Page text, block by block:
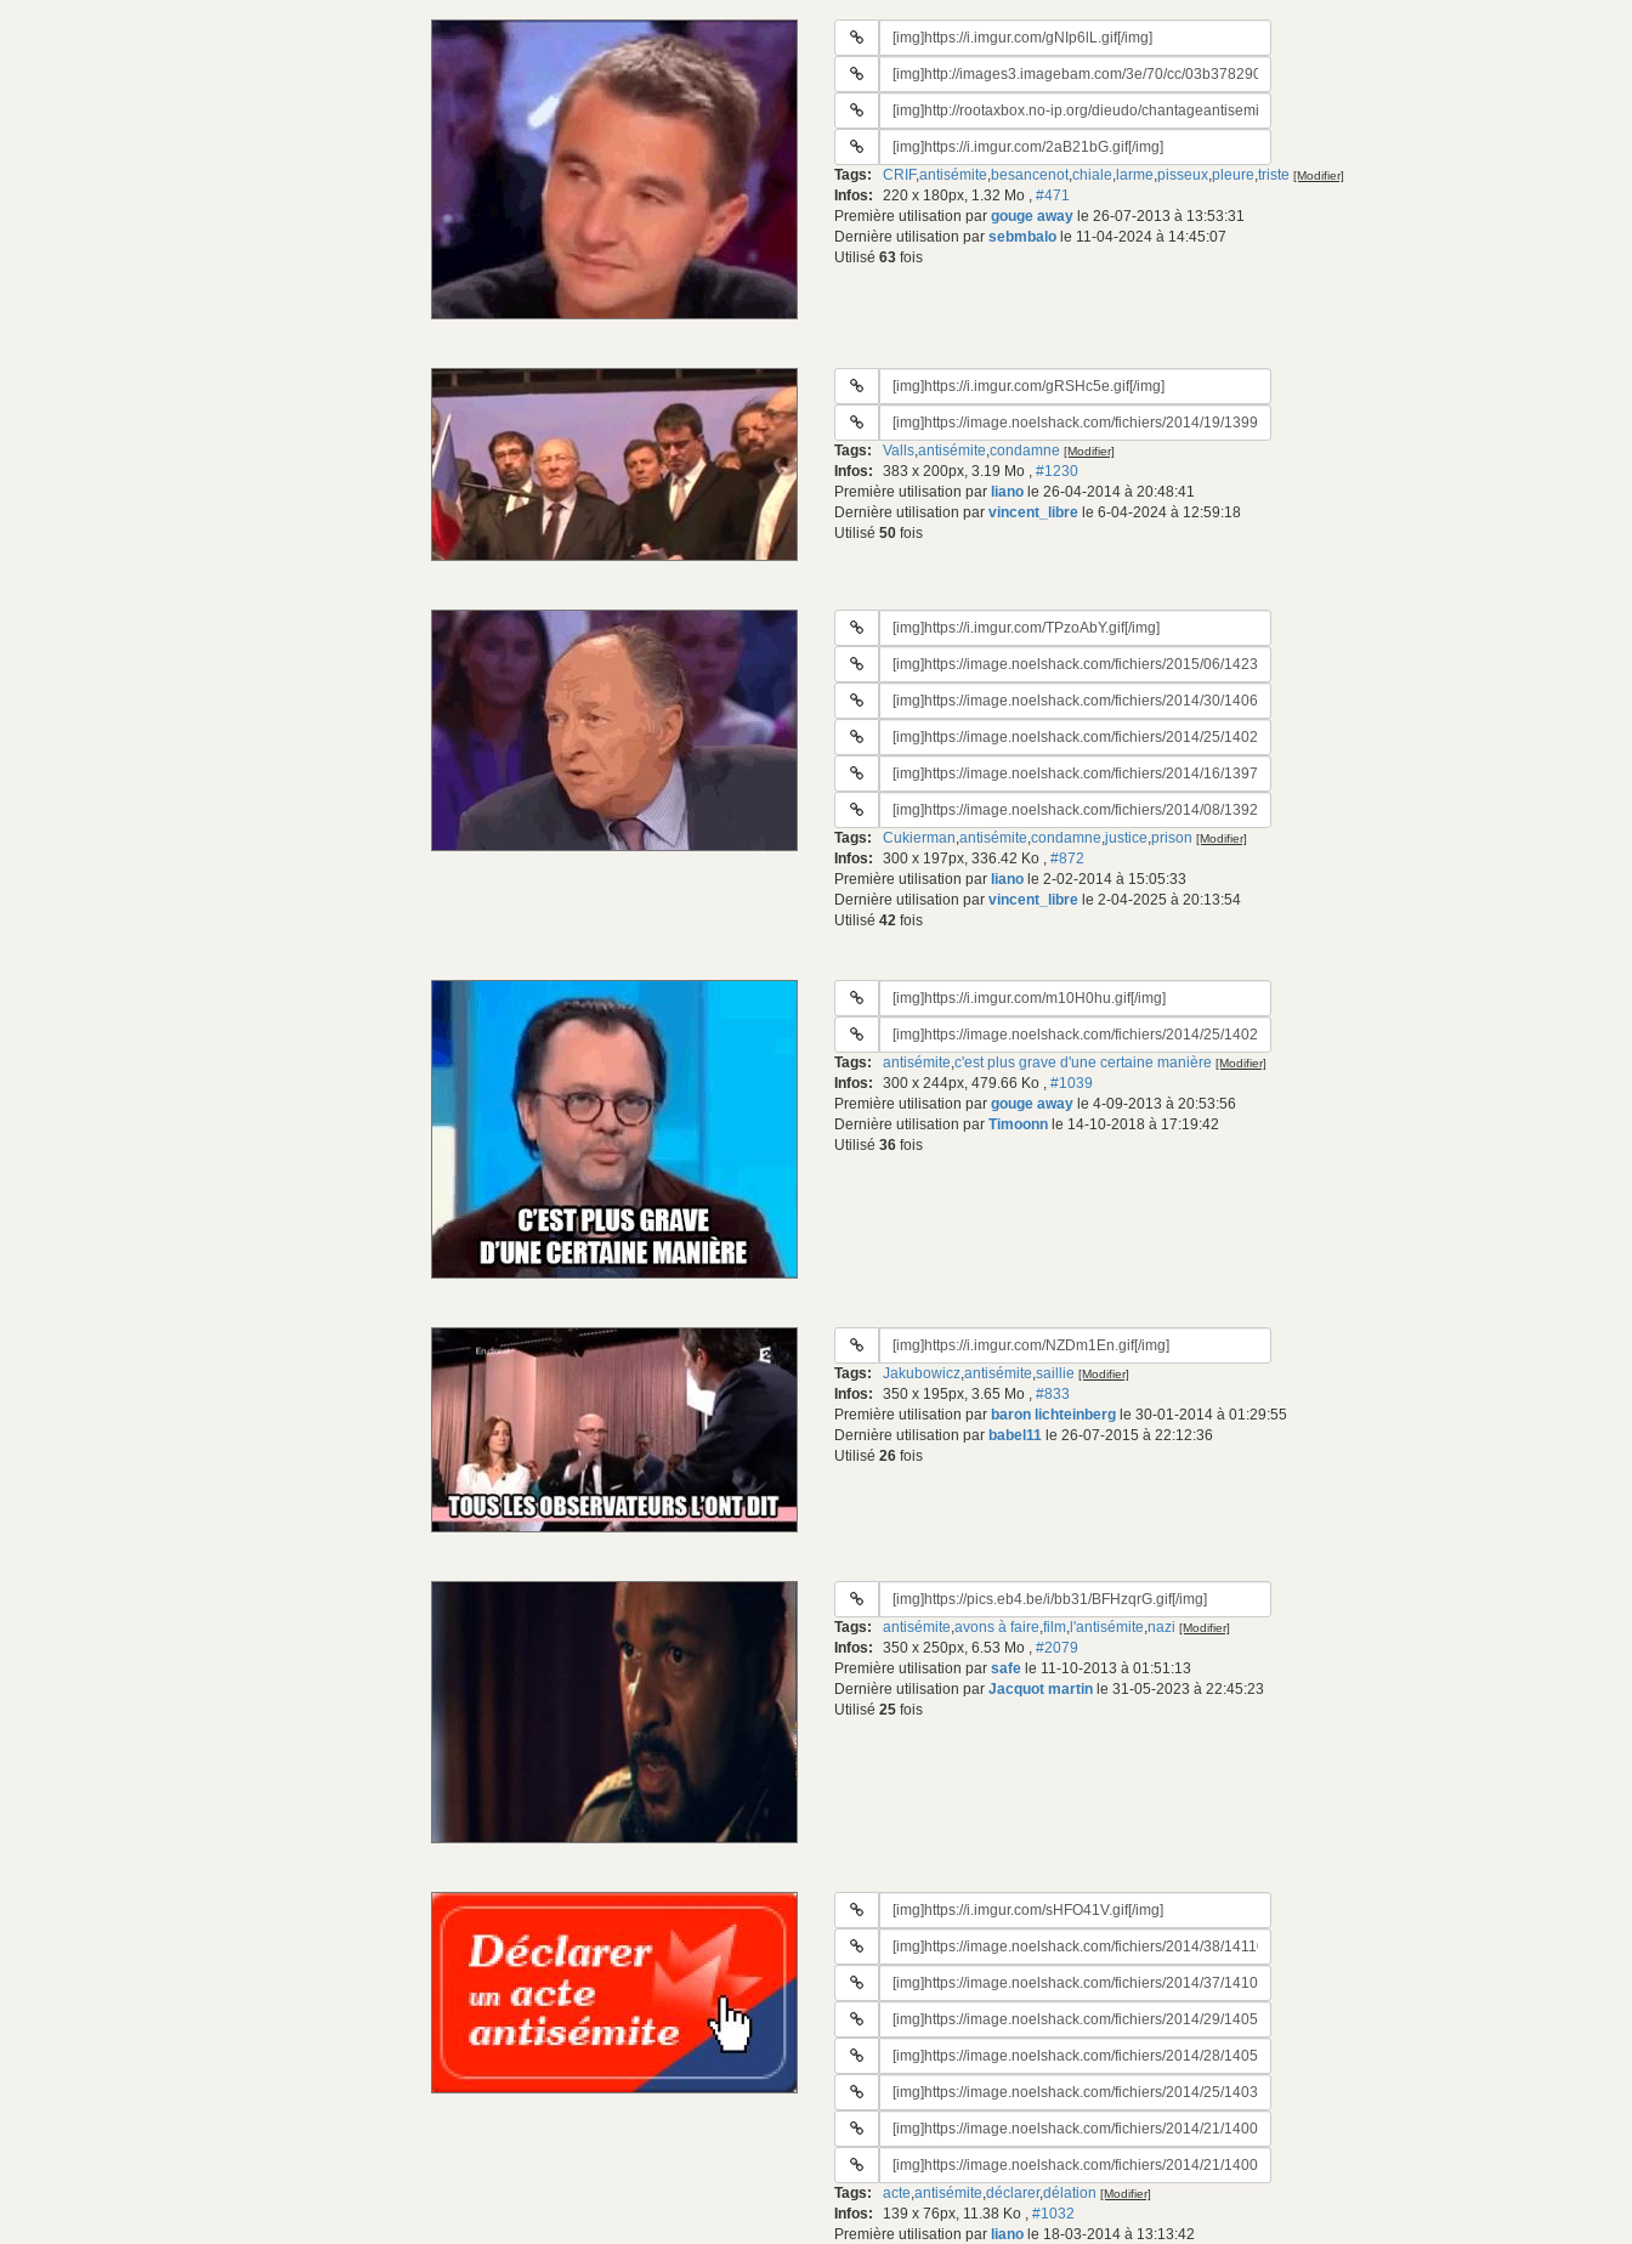
URL
gif:
URL
gif:
URL
gif:
URL
du
gif:
Tags: CRIF,antisémite,besancenot,chiale, larme,pisseux,pleure,triste [Modifier]
Infos: 220 x 180px, 1.32 Mo , #471
Première utilisation par gouge away le 26-07-2013 à 13:53:31
Dernière utilisation par sebmbalo le 11-04-2024 à 14:45:07
Utilisé 63 fois
URL
gif:
URL
du
gif:
Tags: Valls,antisémite,condamne [Modifier]
Infos: 383 x 200px, 3.19 Mo , #1230
Première utilisation par liano le 26-04-2014 à 20:48:41
Dernière utilisation par vincent_libre le 6-04-2024 à 12:59:18
Utilisé 50 fois
URL
gif:
URL
gif:
URL
gif:
URL
gif:
URL
gif:
URL
du
gif:
Tags: Cukierman,antisémite,condamne,justice,prison [Modifier]
Infos: 300 x 197px, 336.42 Ko , #872
Première utilisation par liano le 2-02-2014 à 15:05:33
Dernière utilisation par vincent_libre le 2-04-2025 à 20:13:54
Utilisé 42 fois
URL
gif:
URL
du
gif:
Tags: antisémite,c'est plus grave d'une certaine manière [Modifier]
Infos: 300 x 244px, 479.66 Ko , #1039
Première utilisation par gouge away le 4-09-2013 à 20:53:56
Dernière utilisation par Timoonn le 14-10-2018 à 17:19:42
Utilisé 36 fois
URL
gif:
Tags: Jakubowicz,antisémite,saillie [Modifier]
Infos: 350 x 195px, 3.65 Mo , #833
Première utilisation par baron lichteinberg le 30-01-2014 à 01:29:55
Dernière utilisation par babel11 le 26-07-2015 à 22:12:36
Utilisé 26 fois
URL
gif:
Tags: antisémite,avons à faire,film, l'antisémite,nazi [Modifier]
Infos: 350 x 250px, 6.53 Mo , #2079
Première utilisation par safe le 11-10-2013 à 01:51:13
Dernière utilisation par Jacquot martin le 31-05-2023 à 22:45:23
Utilisé 25 fois
URL
gif:
URL
gif:
URL
gif:
URL
gif:
URL
gif:
URL
gif:
URL
gif:
URL
du
gif:
Tags: acte,antisémite,déclarer,délation [Modifier]
Infos: 139 x 76px, 11.38 Ko , #1032
Première utilisation par liano le 18-03-2014 à 13:13:42